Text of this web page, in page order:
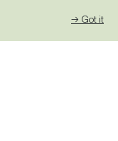
→ Got it